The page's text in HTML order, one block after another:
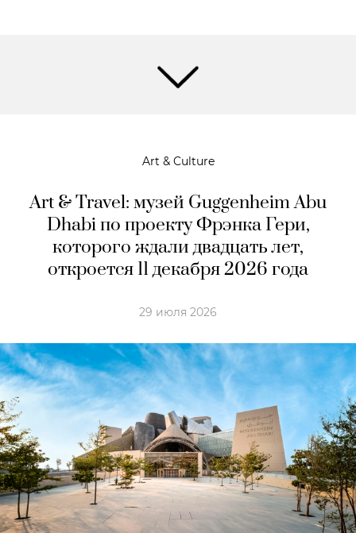
Art & Culture
Art & Travel: музей Guggenheim Abu
Dhabi по проекту Фрэнка Гери,
которого ждали двадцать лет,
откроется 11 декабря 2026 года
29 июля 2026